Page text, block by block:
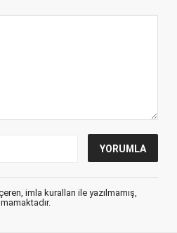
imla kuralları ile yazılmamış,